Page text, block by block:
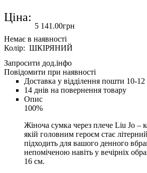
Ціна:
5 141 .00грн
Колір: ШКІРЯНИЙ
Запросити дод.інфо
Повідомити при наявності
Доставка у відділення пошти 10-12
14 днів на повернення товару
Опис
100%
Жіноча сумка через плече Liu Jo –
якій головним героєм стає
підходить для вашого денного
непоміченою навіть у вечірніх
16 см.